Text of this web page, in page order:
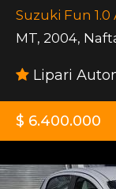
Suzuki Fun 1.0
MT, 2004,
Lipari
$ 6.400.000